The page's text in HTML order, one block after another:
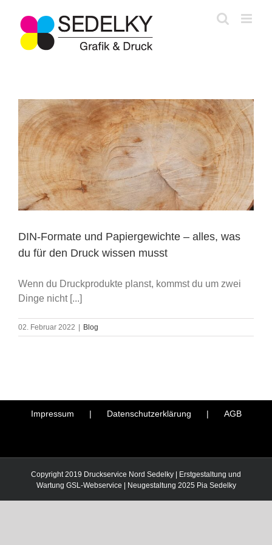
Inhalt
springen
DIN-Formate und Papiergewichte – alles, was
du für den Druck wissen musst
Wenn du Druckprodukte planst, kommst du um zwei
Dinge nicht [...]
02. Februar 2022 Blog
Impressum Datenschutzerklärung AGB
Copyright 2019 Druckservice Nord Sedelky | Erstgestaltung und
Wartung GSL-Webservice | Neugestaltung 2025 Pia Sedelky